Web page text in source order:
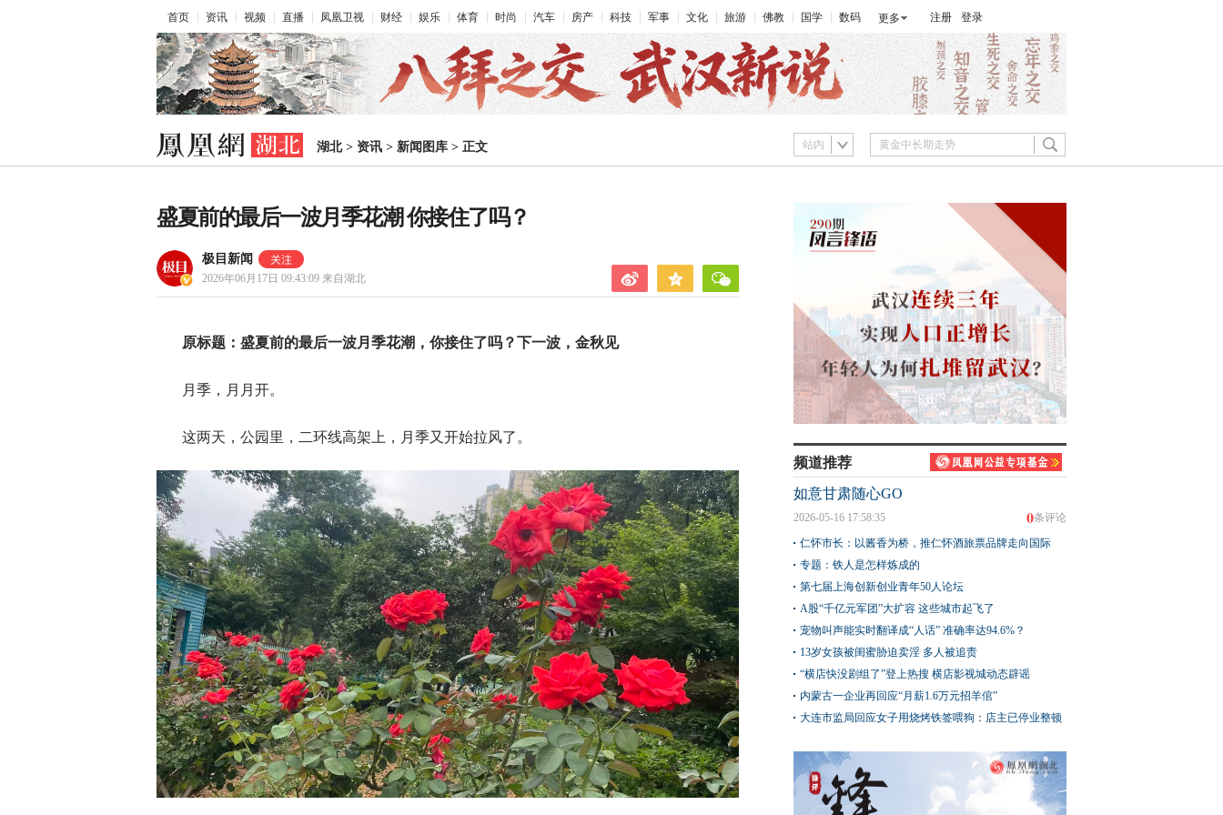
首页 资讯 视频 直播 凤凰卫视 财经 娱乐 体育 时尚 汽车 房产 科技 军事 文化 旅游 佛教 国学 数码 更多 注册 登录
湖北> 资讯 > 新闻图库 > 正文 站内
盛夏前的最后一波月季花潮 你接住了吗？
极目新闻
2026年06月17日 09:43:09 来自湖北
原标题：盛夏前的最后一波月季花潮，你接住了吗？下一波，金秋见
月季，月月开。
这两天，公园里，二环线高架上，月季又开始拉风了。
频道推荐
如意甘肃随心GO
0条评论
2026-05-16 17:58:35
仁怀市长：以酱香为桥，推仁怀酒旅票品牌走向国际
专题：铁人是怎样炼成的
第七届上海创新创业青年50人论坛
A股“千亿元军团”大扩容 这些城市起飞了
宠物叫声能实时翻译成“人话” 准确率达94.6%？
13岁女孩被闺蜜胁迫卖淫 多人被追责
“横店快没剧组了”登上热搜 横店影视城动态辟谣
内蒙古一企业再回应“月薪1.6万元招羊倌”
大连市监局回应女子用烧烤铁签喂狗：店主已停业整顿